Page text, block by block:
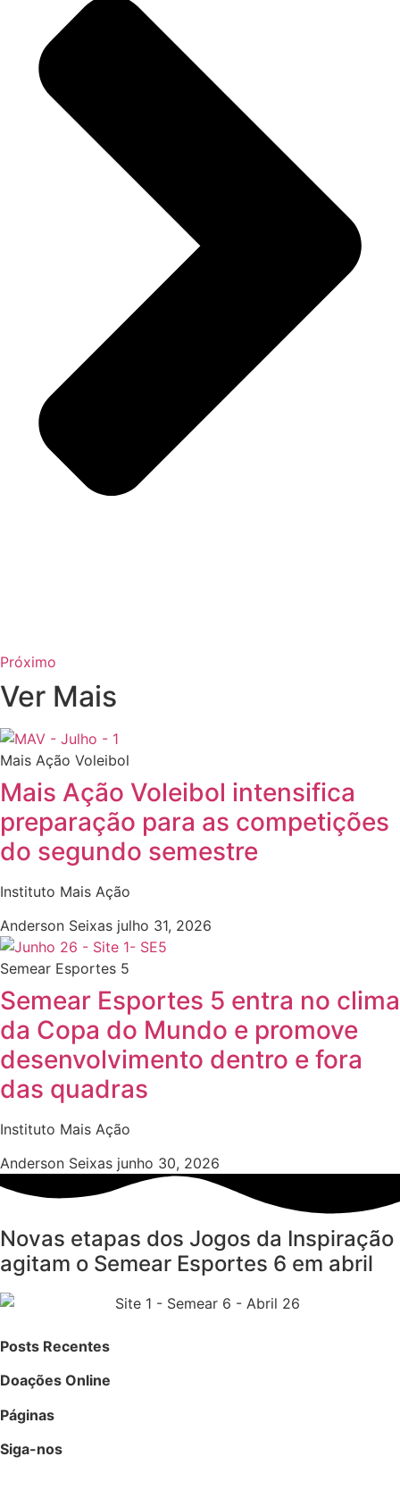
Próximo
Ver Mais
Mais Ação Voleibol
Mais Ação Voleibol intensifica
preparação para as competições
do segundo semestre
Instituto Mais Ação
Anderson Seixas julho 31, 2026
Semear Esportes 5
Semear Esportes 5 entra no clima
da Copa do Mundo e promove
desenvolvimento dentro e fora
das quadras
Instituto Mais Ação
Anderson Seixas junho 30, 2026
Novas etapas dos Jogos da Inspiração
agitam o Semear Esportes 6 em abril
Posts Recentes
Doações Online
Páginas
Siga-nos